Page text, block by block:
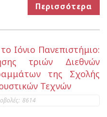
Περισσότερα
Ιόνιο Πανεπιστήμιο:
τριών Διεθνών
της Σχολής
Τεχνών
8614